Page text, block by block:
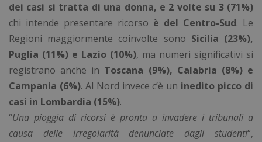
dei casi si tratta di una donna, e 2 volte su 3 (71%)
chi intende presentare ricorso è del Centro-Sud. Le
Regioni maggiormente coinvolte sono Sicilia (23%),
Puglia (11%) e Lazio (10%), ma numeri significativi si
registrano anche in Toscana (9%), Calabria (8%) e
Campania (6%). Al Nord invece c’è un inedito picco di
casi in Lombardia (15%).
“Una pioggia di ricorsi è pronta a invadere i tribunali a
causa delle irregolarità denunciate dagli studenti“,